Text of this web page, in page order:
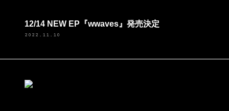
12/14 NEW EP『wwaves』発売決定
2022.11.10